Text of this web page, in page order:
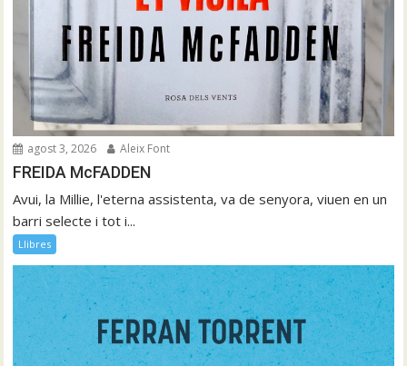
agost 3, 2026 Aleix Font
FREIDA McFADDEN
Avui, la Millie, l'eterna assistenta, va de senyora, viuen en un
barri selecte i tot i...
Llibres